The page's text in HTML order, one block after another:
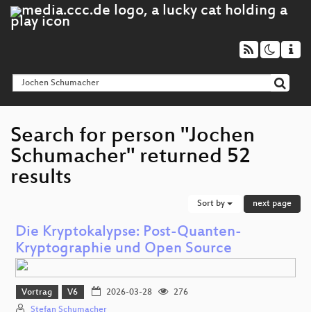
Search for person "Jochen
Schumacher" returned 52
results
Sort by next page
Die Kryptokalypse: Post-Quanten-
Kryptographie und Open Source
Vortrag V6 2026-03-28
276
Stefan Schumacher